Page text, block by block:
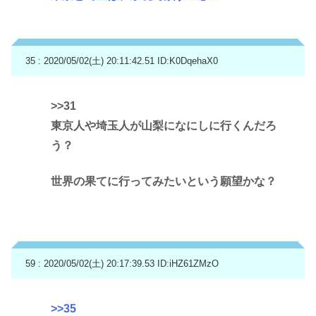
35 : 2020/05/02(土) 20:11:42.51 ID:K0DqehaX0
>>31
東京人や埼玉人が山梨になにしに行くんだろ
う？
世界の果てに行ってみたいという願望かな？
59 : 2020/05/02(土) 20:17:39.53 ID:iHZ61ZMzO
>>35